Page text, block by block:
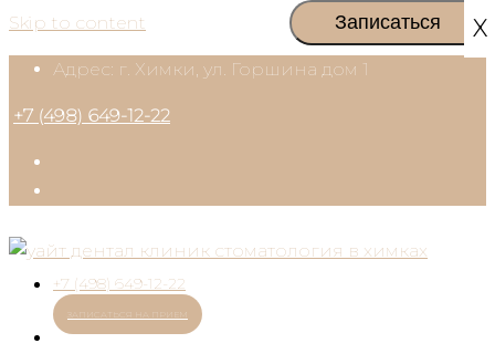
Skip to content
Адрес: г. Химки, ул. Горшина дом 1
+7 (498) 649-12-22
+7 (498) 649-12-22
ЗАПИСАТЬСЯ НА ПРИЕМ
X